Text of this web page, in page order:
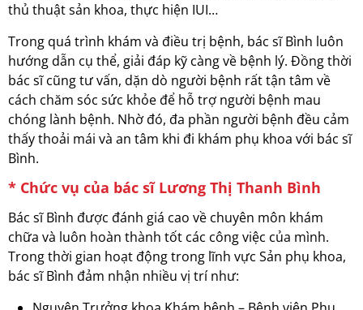
thủ thuật sản khoa, thực hiện IUI…
Trong quá trình khám và điều trị bệnh, bác sĩ Bình luôn
hướng dẫn cụ thể, giải đáp kỹ càng về bệnh lý. Đồng thời
bác sĩ cũng tư vấn, dặn dò người bệnh rất tận tâm về
cách chăm sóc sức khỏe để hỗ trợ người bệnh mau
chóng lành bệnh. Nhờ đó, đa phần người bệnh đều cảm
thấy thoải mái và an tâm khi đi khám phụ khoa với bác sĩ
Bình.
* Chức vụ của bác sĩ Lương Thị Thanh Bình
Bác sĩ Bình được đánh giá cao về chuyên môn khám
chữa và luôn hoàn thành tốt các công việc của mình.
Trong thời gian hoạt động trong lĩnh vực Sản phụ khoa,
bác sĩ Bình đảm nhận nhiều vị trí như: